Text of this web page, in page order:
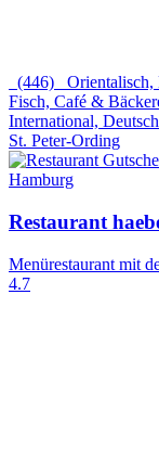
(446) Orientalisch,
Fisch, Café &
International,
St. Peter-Ording
Hamburg
Restaurant
Menürestaurant mit
4.7